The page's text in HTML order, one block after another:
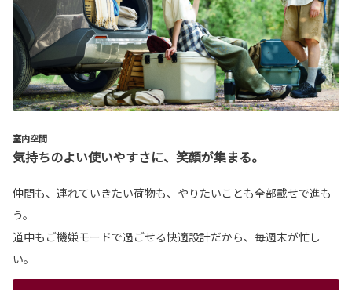
室内空間
気持ちのよい使いやすさに、笑顔が集まる。
仲間も、連れていきたい荷物も、やりたいことも全部載せで進も
う。
道中もご機嫌モードで過ごせる快適設計だから、毎週末が忙し
い。